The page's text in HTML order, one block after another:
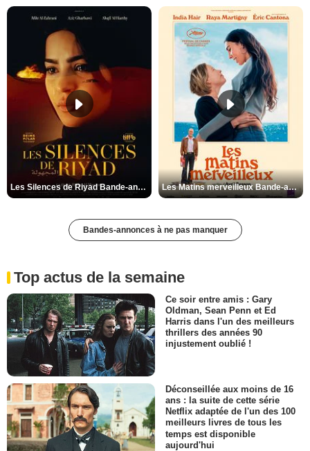
Les Silences de Riyad Bande-annonce VO STFR Les Matins merveilleux Bande-annonce VF
Bandes-annonces à ne pas manquer
Top actus de la semaine
Ce soir entre amis : Gary
Oldman, Sean Penn et Ed
Harris dans l'un des meilleurs
thrillers des années 90
injustement oublié !
Déconseillée aux moins de 16
ans : la suite de cette série
Netflix adaptée de l'un des 100
meilleurs livres de tous les
temps est disponible
aujourd'hui